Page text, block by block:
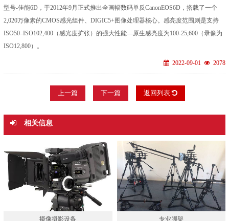
型号-佳能6D，于2012年9月正式推出全画幅数码单反CanonEOS6D，搭载了一个
2,020万像素的CMOS感光组件、DIGIC5+图像处理器核心。感亮度范围则是支持
ISO50–ISO102,400（感光度扩张）的强大性能—原生感亮度为100-25,600（录像为
ISO12,800）。
2022-09-01 2078
上一篇 下一篇 返回列表
相关信息
摄像摄影设备 专业脚架